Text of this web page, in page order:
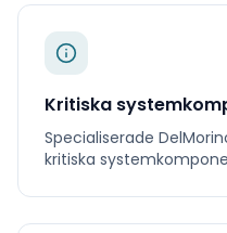
Kritiska
Specialiserade
kritiska